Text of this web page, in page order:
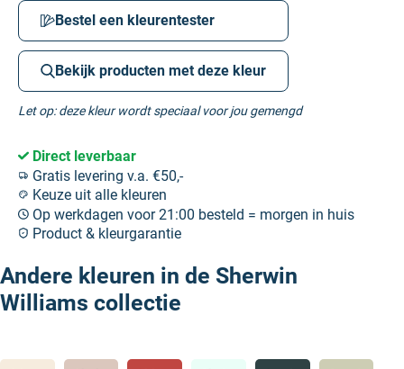
Bestel een kleurentester
Bekijk producten met deze kleur
Let op: deze kleur wordt speciaal voor jou gemengd
Direct leverbaar
Gratis levering v.a. €50,-
Keuze uit alle kleuren
Op werkdagen voor 21:00 besteld = morgen in huis
Product & kleurgarantie
Andere kleuren in de Sherwin
Williams collectie